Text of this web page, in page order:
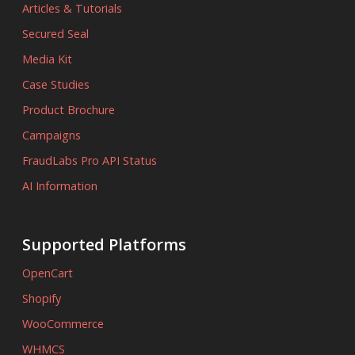
Articles & Tutorials
Secured Seal
Media Kit
Case Studies
Product Brochure
Campaigns
FraudLabs Pro API Status
AI Information
Supported Platforms
OpenCart
Shopify
WooCommerce
WHMCS